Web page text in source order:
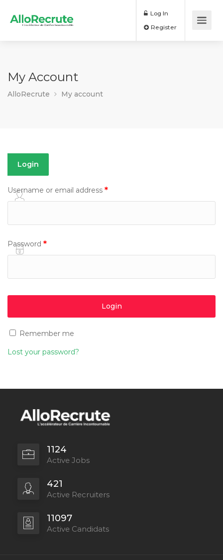
Log In
My Account
AlloRecrute My account
Login
Username or email address *
Password *
Remember me
Lost your password?
1124
Active Jobs
421
Active Recruiters
11097
Active Candidats